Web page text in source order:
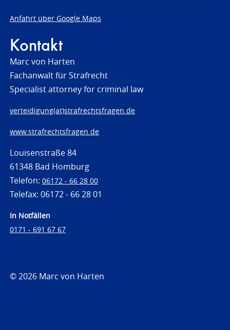
Anfahrt über Google Maps
Kontakt
Marc von Harten
Fachanwalt für Strafrecht
Specialist attorney for criminal law
verteidigung(at)strafrechtsfragen.de
www.strafrechtsfragen.de
Louisenstraße 84
61348 Bad Homburg
Telefon: 06172 - 66 28 00
Telefax: 06172 - 66 28 01
In Notfällen
0171 - 691 67 67
© 2026 Marc von Harten